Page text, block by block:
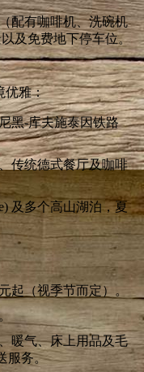
配有咖啡机、洗碗机
及免费地下停车位。
优雅：
黑-库夫施泰因铁路
传统德式餐厅及咖啡
及多个高山湖泊，夏
起（视季节而定）。
暖气、床上用品及毛
服务。